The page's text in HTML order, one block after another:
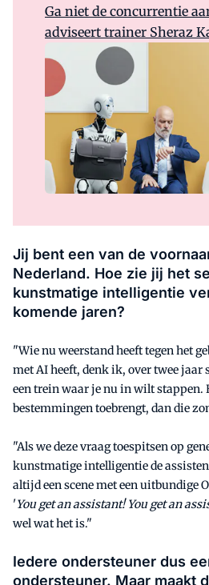
Ga niet de concurrentie
adviseert trainer Sheraz
Jij bent een van de
Nederland. Hoe zie jij het
kunstmatige intelligentie
komende jaren?
"Wie nu weerstand heeft tegen het
met AI heeft, denk ik, over twee jaar
een trein waar je nu in wilt stappen.
bestemmingen toebrengt, dan die
"Als we deze vraag toespitsen op
kunstmatige intelligentie de
altijd een scene met een uitbundige
'You get an assistant! You get an
wel wat het is."
Iedere ondersteuner dus
ondersteuner. Maar maakt